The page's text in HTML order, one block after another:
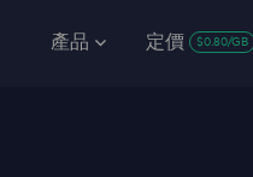
產品 定價 $0.80/GB